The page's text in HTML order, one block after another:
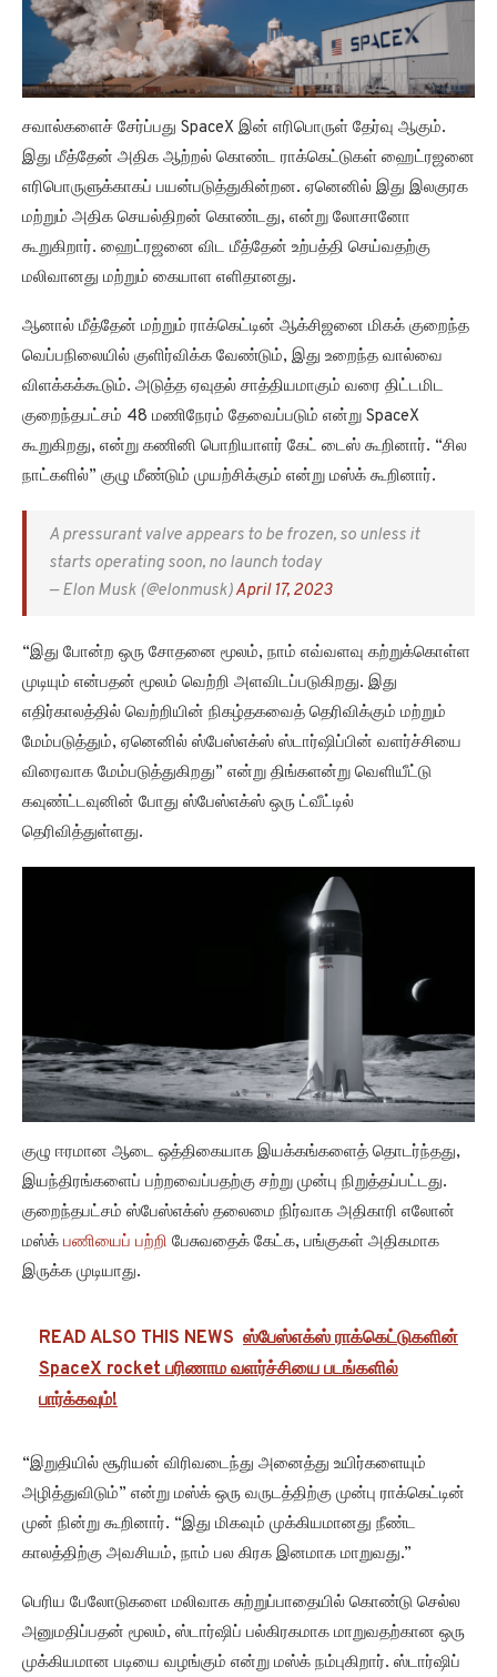
சவால்களைச் சேர்ப்பது SpaceX இன் எரிபொருள் தேர்வு ஆகும்.
இது மீத்தேன் அதிக ஆற்றல் கொண்ட ராக்கெட்டுகள் ஹைட்ரஜனை
எரிபொருளுக்காகப் பயன்படுத்துகின்றன. ஏனெனில் இது இலகுரக
மற்றும் அதிக செயல்திறன் கொண்டது, என்று லோசானோ
கூறுகிறார். ஹைட்ரஜனை விட மீத்தேன் உற்பத்தி செய்வதற்கு
மலிவானது மற்றும் கையாள எளிதானது.
ஆனால் மீத்தேன் மற்றும் ராக்கெட்டின் ஆக்சிஜனை மிகக் குறைந்த
வெப்பநிலையில் குளிர்விக்க வேண்டும், இது உறைந்த வால்வை
விளக்கக்கூடும். அடுத்த ஏவுதல் சாத்தியமாகும் வரை திட்டமிட
குறைந்தபட்சம் 48 மணிநேரம் தேவைப்படும் என்று SpaceX
கூறுகிறது, என்று கணினி பொறியாளர் கேட் டைஸ் கூறினார். “சில
நாட்களில்” குழு மீண்டும் முயற்சிக்கும் என்று மஸ்க் கூறினார்.
A pressurant valve appears to be frozen, so unless it
starts operating soon, no launch today
— Elon Musk (@elonmusk)April 17, 2023
“இது போன்ற ஒரு சோதனை மூலம், நாம் எவ்வளவு கற்றுக்கொள்ள
முடியும் என்பதன் மூலம் வெற்றி அளவிடப்படுகிறது. இது
எதிர்காலத்தில் வெற்றியின் நிகழ்தகவைத் தெரிவிக்கும் மற்றும்
மேம்படுத்தும், ஏனெனில் ஸ்பேஸ்எக்ஸ் ஸ்டார்ஷிப்பின் வளர்ச்சியை
விரைவாக மேம்படுத்துகிறது” என்று திங்களன்று வெளியீட்டு
கவுண்ட்டவுனின் போது ஸ்பேஸ்எக்ஸ் ஒரு ட்வீட்டில்
தெரிவித்துள்ளது.
குழு ஈரமான ஆடை ஒத்திகையாக இயக்கங்களைத் தொடர்ந்தது,
இயந்திரங்களைப் பற்றவைப்பதற்கு சற்று முன்பு நிறுத்தப்பட்டது.
குறைந்தபட்சம் ஸ்பேஸ்எக்ஸ் தலைமை நிர்வாக அதிகாரி எலோன்
மஸ்க் பணியைப் பற்றி பேசுவதைக் கேட்க, பங்குகள் அதிகமாக
இருக்க முடியாது.
READ ALSO THIS NEWS ஸ்பேஸ்எக்ஸ் ராக்கெட்டுகளின்
SpaceX rocket பரிணாம வளர்ச்சியை படங்களில்
பார்க்கவும்!
“இறுதியில் சூரியன் விரிவடைந்து அனைத்து உயிர்களையும்
அழித்துவிடும்” என்று மஸ்க் ஒரு வருடத்திற்கு முன்பு ராக்கெட்டின்
முன் நின்று கூறினார். “இது மிகவும் முக்கியமானது நீண்ட
காலத்திற்கு அவசியம், நாம் பல கிரக இனமாக மாறுவது.”
பெரிய பேலோடுகளை மலிவாக சுற்றுப்பாதையில் கொண்டு செல்ல
அனுமதிப்பதன் மூலம், ஸ்டார்ஷிப் பல்கிரகமாக மாறுவதற்கான ஒரு
முக்கியமான படியை வழங்கும் என்று மஸ்க் நம்புகிறார். ஸ்டார்ஷிப்